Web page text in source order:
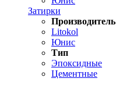
Затирки
Производитель
Litokol
Юнис
Тип
Эпоксидные
Цементные